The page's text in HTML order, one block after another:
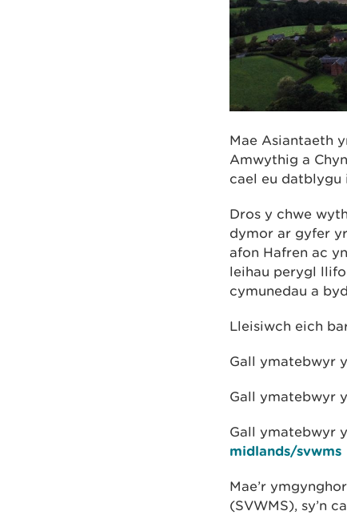
Mae Asiantaeth
Amwythig a
cael eu datblygu
Dros y chwe
dymor ar gyfer
afon Hafren ac
leihau perygl
cymunedau a
Lleisiwch eich
Gall ymatebwyr
Gall ymatebwyr
Gall ymatebwyr
midlands/svwms
Mae’r
(SVWMS), sy’n